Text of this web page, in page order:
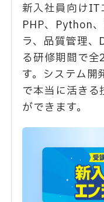
新入社員向けIT
PHP、Python
ラ、品質管理、
る研修期間で
す。システム開
で本当に活きる
ができます。